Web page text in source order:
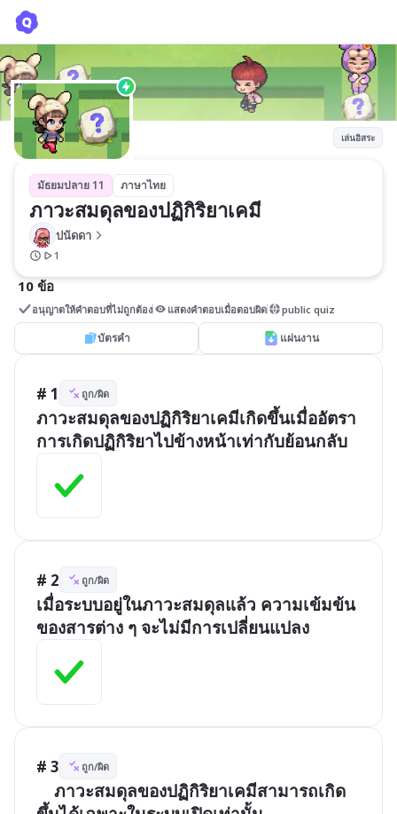
เล่นอิสระ
มัธยมปลาย 11 ภาษาไทย
ภาวะสมดุลของปฏิกิริยาเคมี
ปนัดดา
1
10 ข้อ
อนุญาตให้คำตอบที่ไม่ถูกต้อง แสดงคำตอบเมื่อตอบผิด public quiz
บัตรคำ แผ่นงาน
# 1 ถูก/ผิด
ภาวะสมดุลของปฏิกิริยาเคมีเกิดขึ้นเมื่ออัตรา
การเกิดปฏิกิริยาไปข้างหน้าเท่ากับย้อนกลับ
# 2 ถูก/ผิด
เมื่อระบบอยู่ในภาวะสมดุลแล้ว ความเข้มข้น
ของสารต่าง ๆ จะไม่มีการเปลี่ยนแปลง
# 3 ถูก/ผิด